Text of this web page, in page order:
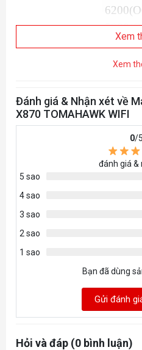
•
8400+
4800+
and
Xem
Xem
Đánh giá & Nhận xét về
X870 TOMAHAWK WIFI
0/5
đánh giá &
5 sao
4 sao
3 sao
2 sao
1 sao
Bạn đã dùng
Gửi đánh
Hỏi và đáp (0 bình luận)